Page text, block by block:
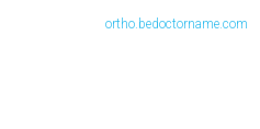
ortho.bedoctorname.com